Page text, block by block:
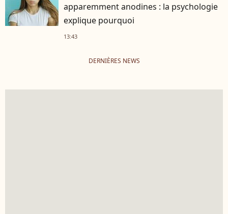
apparemment anodines : la psychologie
explique pourquoi
13:43
DERNIÈRES NEWS